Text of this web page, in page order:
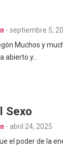
- septiembre 5,
Muchos y
abierto y…
Sexo
- abril 24, 2025
el poder de la